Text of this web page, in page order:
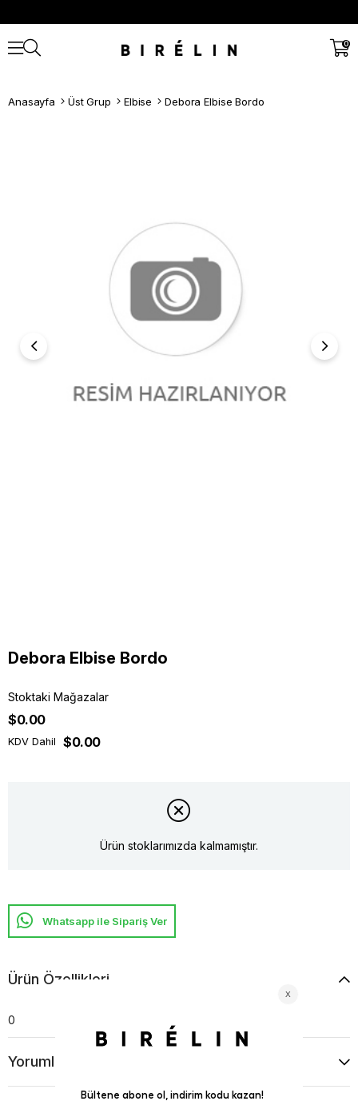
0
Anasayfa Üst Grup Elbise Debora Elbise Bordo
Debora Elbise Bordo
Stoktaki Mağazalar
$0.00
KDV Dahil $0.00
Ürün stoklarımızda kalmamıştır.
Whatsapp ile Sipariş Ver
Ürün Özellikleri
0
Yorumlar